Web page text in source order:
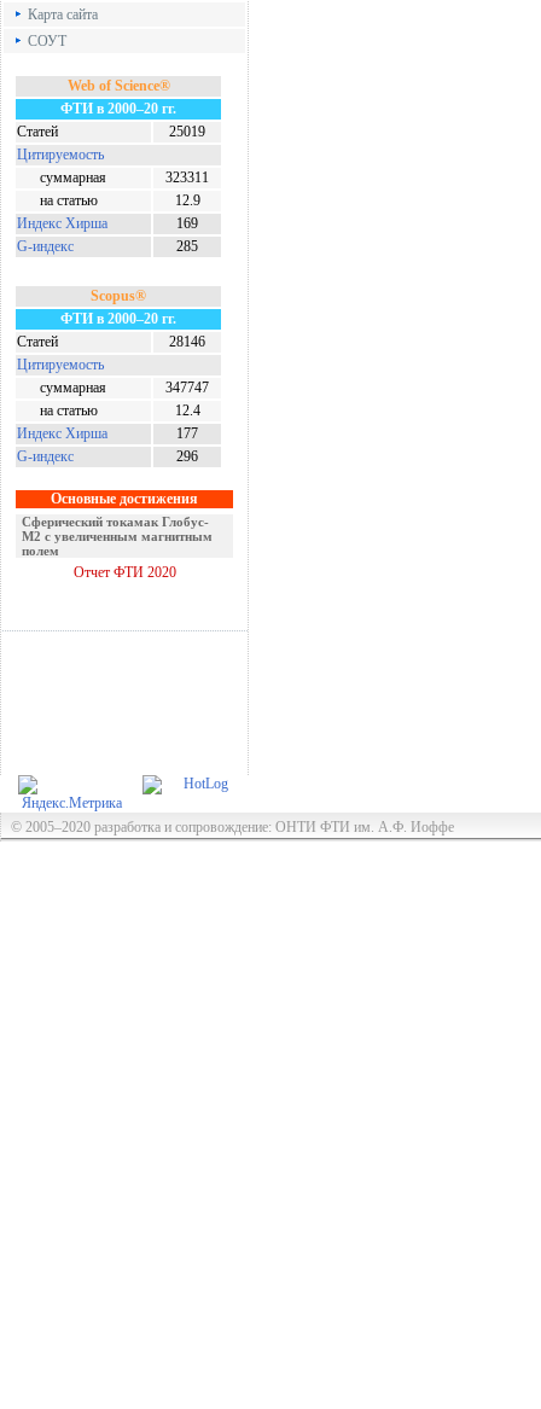
Карта сайта
СОУТ
Web of Science®
ФТИ в 2000–20 гг.
Статей
25019
Цитируемость
суммарная
323311
на статью
12.9
Индекс Хирша
169
G-индекс
285
Scopus®
ФТИ в 2000–20 гг.
Статей
28146
Цитируемость
суммарная
347747
на статью
12.4
Индекс Хирша
177
G-индекс
296
Основные достижения
Оптомеханический эффект
Керкера
© 2005–2020 разработка и сопровождение: ОНТИ ФТИ им. А.Ф. Иоффе